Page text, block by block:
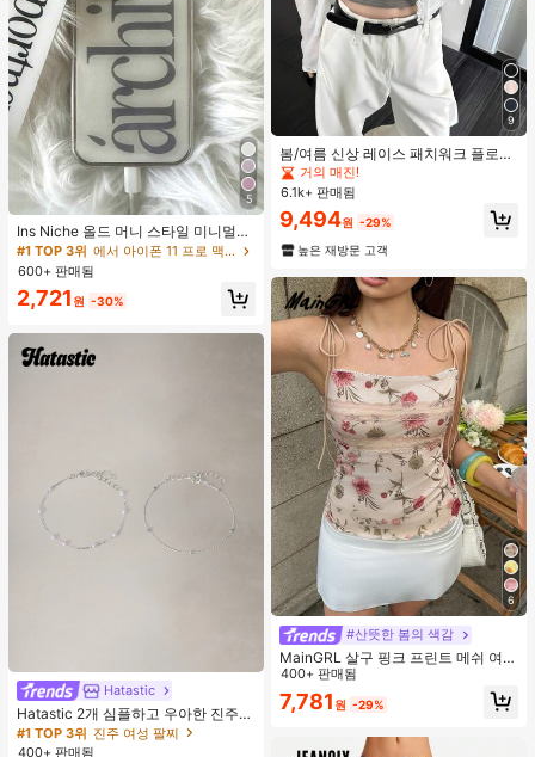
5
Ins Niche 올드 머니 스타일 미니멀리
스트 영국식 전기 도금 실버 엣지 풀
커버리지 휴대폰 케이스, 아이폰 16 프
로 맥스, 애플 17 프로 맥스, 1/3/12/11,
14 프로 호환 (태그 없음)
#1 TOP 3위
에서 아이폰 11 프로 맥스 패션 폰 케이스
600+ 판매됨
2,721 원 -30%
Hatastic
Hatastic 2개 심플하고 우아한 진주
팔찌 여성용, 다용도 (진주 수량 랜덤
선택) 개학
#1 TOP 3위 진주 여성 팔찌
거의 매진!
#1 TOP 3위 진주 여성 팔찌
#1 TOP 3위 진주 여성 팔찌
400+ 판매됨
9
봄/여름 신상 레이스 패치워크 플로럴
트림 소프트 니트 가디건 경량 재킷 탑
여성용 화이트, 에스테틱
거의 매진!
6.1k+ 판매됨
9,494원 -29%
높은 재방문 고객
6
#산뜻한 봄의 색감
MainGRL 살구 핑크 프린트 메쉬 여성
캐미솔
400+ 판매됨
7,781 원 -29%